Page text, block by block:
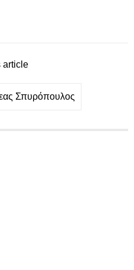
article
Σπυρόπουλος